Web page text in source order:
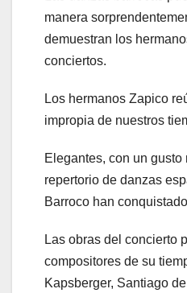
manera
demuestran los
conciertos.
Los hermanos Zapico
impropia de nuestros
Elegantes, con un gusto
repertorio de danzas
Barroco han
Las obras del concierto
compositores de su
Kapsberger, Santiago